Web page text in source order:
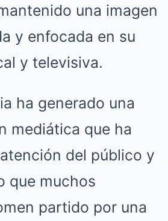
una imagen
y enfocada en su
y televisiva.
ha generado una
mediática que ha
del público y
que muchos
partido por una